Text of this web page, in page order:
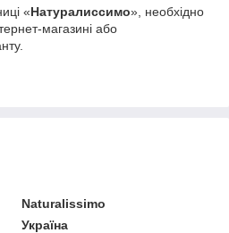
«Натуралиссимо», необхідно
магазині або
Naturalissimo
Україна